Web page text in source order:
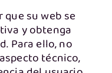
su web se
y obtenga
Para ello, no
técnico,